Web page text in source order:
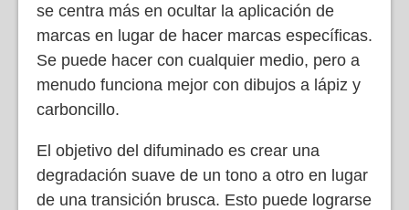
se centra más en ocultar la aplicación de
marcas en lugar de hacer marcas específicas.
Se puede hacer con cualquier medio, pero a
menudo funciona mejor con dibujos a lápiz y
carboncillo.
El objetivo del difuminado es crear una
degradación suave de un tono a otro en lugar
de una transición brusca. Esto puede lograrse